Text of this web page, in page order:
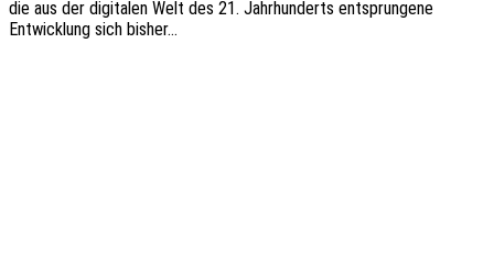
die aus der digi­ta­len Welt des 21. Jahr­hun­derts entsprun­ge­ne
Entwick­lung sich bisher…